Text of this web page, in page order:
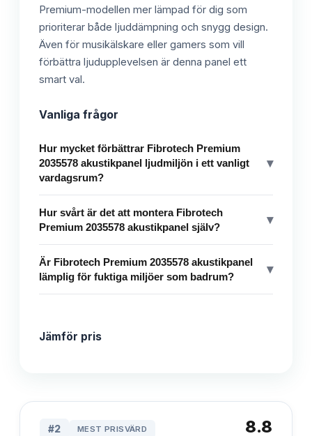
Premium-modellen mer lämpad för dig som
prioriterar både ljuddämpning och snygg design.
Även för musikälskare eller gamers som vill
förbättra ljudupplevelsen är denna panel ett
smart val.
Vanliga frågor
Hur mycket förbättrar Fibrotech Premium
2035578 akustikpanel ljudmiljön i ett vanligt
vardagsrum?
▾
Hur svårt är det att montera Fibrotech
Premium 2035578 akustikpanel själv?
▾
Är Fibrotech Premium 2035578 akustikpanel
lämplig för fuktiga miljöer som badrum?
▾
Jämför pris
#2 MEST PRISVÄRD 8.8